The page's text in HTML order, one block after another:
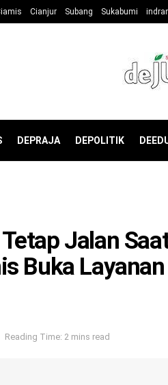
Cianjur Subang Sukabumi
DEPRAJA DEPOLITIK
Jalan
Buka
Reading Time: 2 mins read